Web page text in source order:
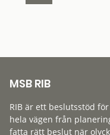
MSB RIB
RIB är ett beslutsstöd
hela vägen från
fatta rätt beslut när